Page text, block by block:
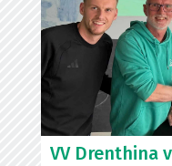
VV Drenthina